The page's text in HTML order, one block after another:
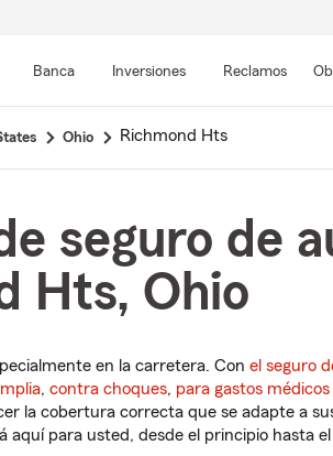
Banca Inversiones Reclamos
Ohio Richmond Hts
seguro de
Hts, Ohio
en la carretera. Con el seguro
, contra choques, para gastos médicos
la cobertura correcta que se adapte a
aquí para usted, desde el principio hasta